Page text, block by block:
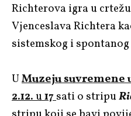
Richterova igra u
Vjenceslava Richtera
sistemskog i
UMuzeju
2.12.u17satio stripu